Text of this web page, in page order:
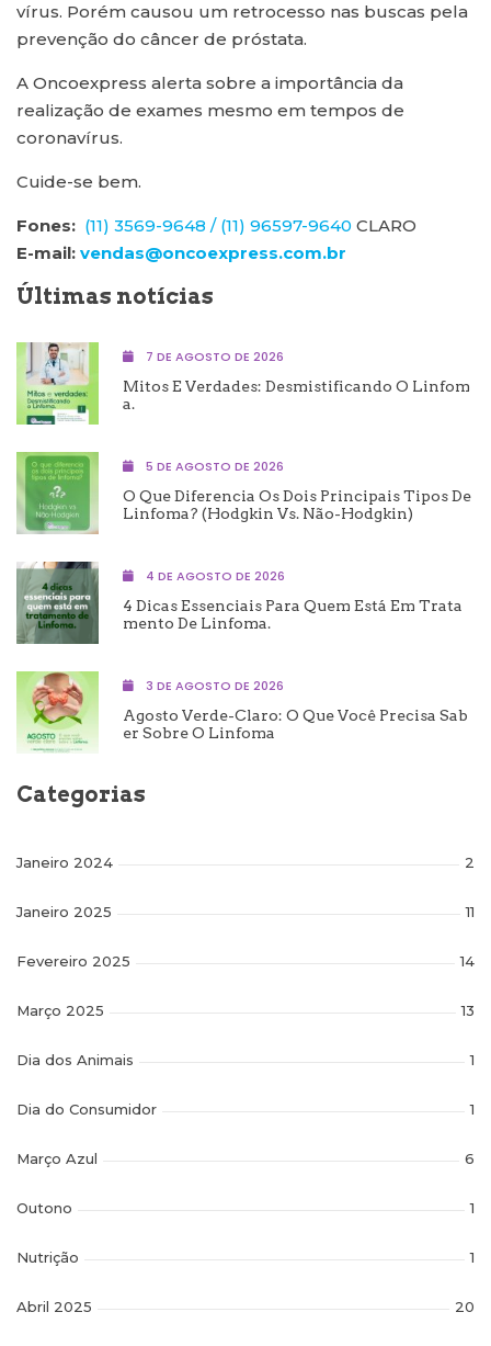
vírus. Porém causou um retrocesso nas buscas pela
prevenção do câncer de próstata.
A Oncoexpress alerta sobre a importância da
realização de exames mesmo em tempos de
coronavírus.
Cuide-se bem.
Fones: (11) 3569-9648 / (11) 96597-9640 CLARO
E-mail: vendas@oncoexpress.com.br
Últimas notícias
7 DE AGOSTO DE 2026
Mitos E Verdades: Desmistificando O Linfom
A.
5 DE AGOSTO DE 2026
O Que Diferencia Os Dois Principais Tipos De
Linfoma? (Hodgkin Vs. Não-Hodgkin)
4 DE AGOSTO DE 2026
4 Dicas Essenciais Para Quem Está Em Trata
Mento De Linfoma.
3 DE AGOSTO DE 2026
Agosto Verde-Claro: O Que Você Precisa Sab
Er Sobre O Linfoma
Categorias
Janeiro 2024 2
Janeiro 2025 11
Fevereiro 2025 14
Março 2025 13
Dia dos Animais 1
Dia do Consumidor 1
Março Azul 6
Outono 1
Nutrição 1
Abril 2025 20